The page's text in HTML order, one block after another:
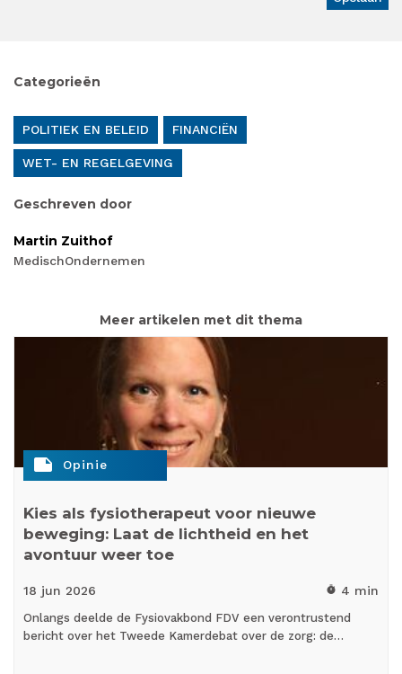
Categorieën
POLITIEK EN BELEID FINANCIËN
WET- EN REGELGEVING
Geschreven door
Martin Zuithof
MedischOndernemen
Meer artikelen met dit thema
note Opinie
Kies als fysiotherapeut voor nieuwe
beweging: Laat de lichtheid en het
avontuur weer toe
18 jun 2026 timer 4 min
Onlangs deelde de Fysiovakbond FDV een verontrustend
bericht over het Tweede Kamerdebat over de zorg: de…